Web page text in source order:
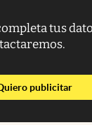
tus
publicitarabre